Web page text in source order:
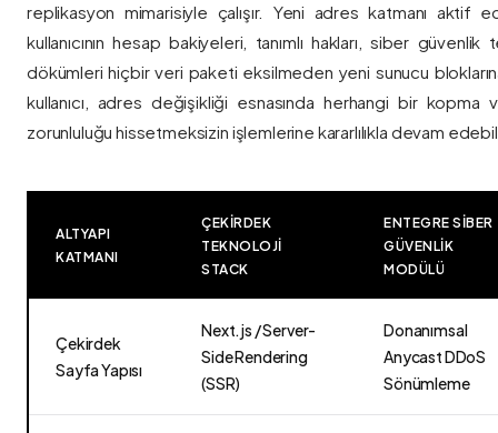
replikasyon mimarisiyle çalışır. Yeni adres katmanı aktif
kullanıcının hesap bakiyeleri, tanımlı hakları, siber
dökümleri hiçbir veri paketi eksilmeden yeni sunucu
kullanıcı, adres değişikliği esnasında herhangi bir
zorunluluğu hissetmeksizin işlemlerine kararlılıkla devam
ALTYAPI
KATMANI
ÇEKIRDEK
TEKNOLOJI
STACK
ENTEGRE SIBER
GÜVENLIK
MODÜLÜ
Çekirdek
Sayfa Yapısı
Next.js / Server-
Side Rendering
(SSR)
Donanımsal
Anycast DDoS
Sönümleme